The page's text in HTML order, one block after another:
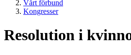
Länkstig
Vårt förbund
Kongresser
Resolution i